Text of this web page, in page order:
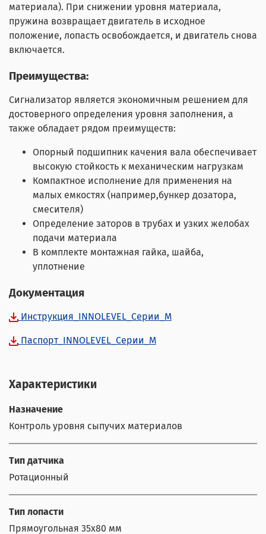
материала). При снижении уровня материала,
пружина возвращает двигатель в исходное
положение, лопасть освобождается, и двигатель снова
включается.
Преимущества:
Сигнализатор является экономичным решением для
достоверного определения уровня заполнения, а
также обладает рядом преимуществ:
Опорный подшипник качения вала обеспечивает
высокую стойкость к механическим нагрузкам
Компактное исполнение для применения на
малых емкостях (например,бункер дозатора,
смесителя)
Определение заторов в трубах и узких желобах
подачи материала
В комплекте монтажная гайка, шайба,
уплотнение
Документация
Инструкция_INNOLEVEL_Серии_M
Паспорт_INNOLEVEL_Серии_M
Характеристики
Назначение
Контроль уровня сыпучих материалов
Тип датчика
Ротационный
Тип лопасти
Прямоугольная 35x80 мм